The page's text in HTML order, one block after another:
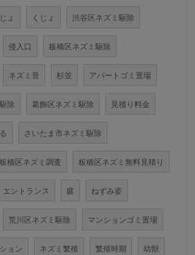
ょ くじょ 渋谷区ネズミ駆除
侵入口 板橋区ネズミ駆除
ネズミ音 杉並 アパートゴミ置場
除 葛飾区ネズミ駆除 見積り料金
さいたま市ネズミ駆除
板橋区ネズミ調査 板橋区ネズミ無料見積り
エントランス 庭 ねずみ姿
荒川区ネズミ駆除 マンションゴミ置場
ョン ネズミ繁殖 繁殖時期 幼獣